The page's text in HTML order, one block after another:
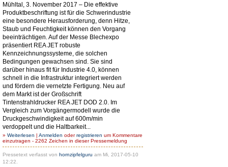
Mühltal, 3. November 2017 – Die effektive
Produktbeschriftung ist für die Schwerindustrie
eine besondere Herausforderung, denn Hitze,
Staub und Feuchtigkeit können den Vorgang
beeinträchtigen. Auf der Messe Blechexpo
präsentiert REA JET robuste
Kennzeichnungssysteme, die solchen
Bedingungen gewachsen sind. Sie sind
darüber hinaus fit für Industrie 4.0, können
schnell in die Infrastruktur integriert werden
und fördern die vernetzte Fertigung. Neu auf
dem Markt ist der Großschrift
Tintenstrahldrucker REA JET DOD 2.0. Im
Vergleich zum Vorgängermodell wurde die
Druckgeschwindigkeit auf 600m/min
verdoppelt und die Haltbarkeit...
» Weiterlesen | Anmelden oderregistrieren um Kommentare
einzutragen - 2262 Zeichen in dieser Pressemeldung
Pressetext verfasst von hornzipfelguru am Mi, 2017-05-10
12:22.